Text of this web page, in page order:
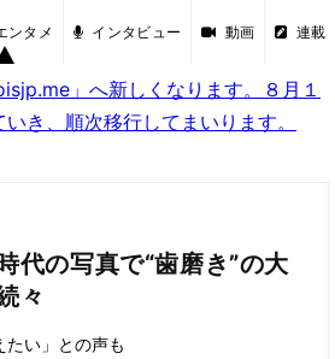
ンタメ インタビュー 動画 連載
」へ新しくなります。８月１
き、順次移行してまいります。
代の写真で“歯磨き”の大
々
たい」との声も